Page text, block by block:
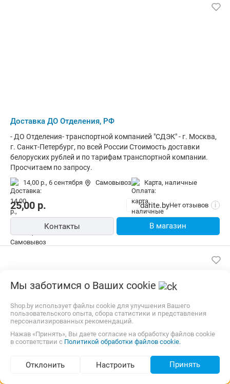
Подбор по параметрам (37)
Доставка ДО Отделения, РФ
- ДО Отделения- транспортной компанией "СДЭК" - г. Москва,
г. Санкт-Петербург, по всей России Стоимость доставки
белоруских рублей и по тарифам транспортной компании.
Просчитаем по запросу.
14,00 р., 6 сентября Самовывоз карта, наличные
25,00 р. darite.byНет отзывов i
Контакты В магазин
Шар фольгированный "Летучая мышь", черный
Мы заботимся о Ваших cookie
Shop.by использует файлы cookie для улучшения Вашего
пользовательского опыта, сбора статистики и представления
персонализированных рекомендаций.
Нажав «Принять», Вы даете согласие на обработку файлов cookie
в соответствии с Политикой обработки файлов cookie.
Отклонить Настроить Принять